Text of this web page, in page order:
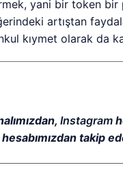
yani bir token
artıştan
kıymet olarak da
Instagram
takip